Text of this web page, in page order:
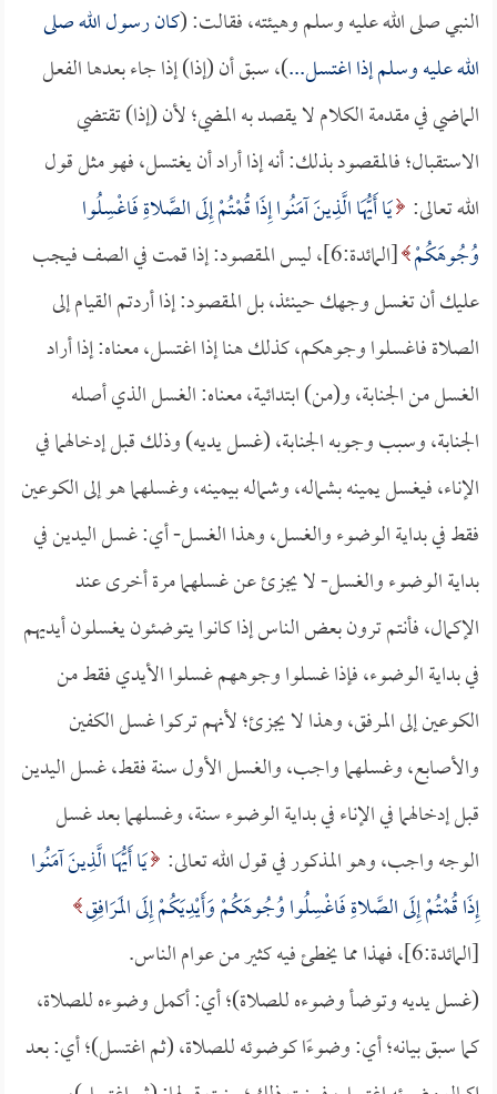
النبي صلى الله عليه وسلم وهيئته، فقالت: (كان رسول الله صلى
الله عليه وسلم إذا اغتسل...)، سبق أن (إذا) إذا جاء بعدها الفعل
الماضي في مقدمة الكلام لا يقصد به المضي؛ لأن (إذا) تقتضي
الاستقبال؛ فالمقصود بذلك: أنه إذا أراد أن يغتسل، فهو مثل قول
الله تعالى: يَا أَيُّهَا الَّذِينَ آمَنُوا إِذَا قُمْتُمْ إِلَى الصَّلاةِ فَاغْسِلُوا
وُجُوهَكُمْ
[المائدة:6]، ليس المقصود: إذا قمت في الصف فيجب
عليك أن تغسل وجهك حينئذ، بل المقصود: إذا أردتم القيام إلى
الصلاة فاغسلوا وجوهكم، كذلك هنا إذا اغتسل، معناه: إذا أراد
الغسل من الجنابة، و(من) ابتدائية، معناه: الغسل الذي أصله
الجنابة، وسبب وجوبه الجنابة، (غسل يديه) وذلك قبل إدخالهما في
الإناء، فيغسل يمينه بشماله، وشماله بيمينه، وغسلهما هو إلى الكوعين
فقط في بداية الوضوء والغسل، وهذا الغسل- أي: غسل اليدين في
بداية الوضوء والغسل- لا يجزئ عن غسلهما مرة أخرى عند
الإكمال، فأنتم ترون بعض الناس إذا كانوا يتوضئون يغسلون أيديهم
في بداية الوضوء، فإذا غسلوا وجوههم غسلوا الأيدي فقط من
الكوعين إلى المرفق، وهذا لا يجزئ؛ لأنهم تركوا غسل الكفين
والأصابع، وغسلهما واجب، والغسل الأول سنة فقط، غسل اليدين
قبل إدخالهما في الإناء في بداية الوضوء سنة، وغسلهما بعد غسل
الوجه واجب، وهو المذكور في قول الله تعالى: يَا أَيُّهَا الَّذِينَ آمَنُوا
إِذَا قُمْتُمْ إِلَى الصَّلاةِ فَاغْسِلُوا وُجُوهَكُمْ وَأَيْدِيَكُمْ إِلَى المَرَافِقِ
[المائدة:6]، فهذا مما يخطئ فيه كثير من عوام الناس.
(غسل يديه وتوضأ وضوءه للصلاة)؛ أي: أكمل وضوءه للصلاة،
كما سبق بيانه؛ أي: وضوءًا كوضوئه للصلاة، (ثم اغتسل)؛ أي: بعد